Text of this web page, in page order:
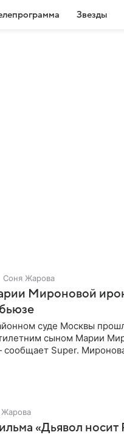
Звезды
Соня Жарова
Мироновой
суде Москвы
сыном Марии
Super.
«Дьявол носит